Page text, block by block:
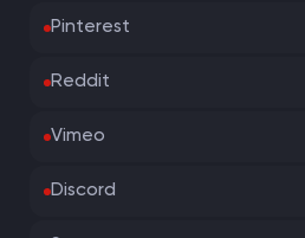
Pinterest
Reddit
Vimeo
Discord